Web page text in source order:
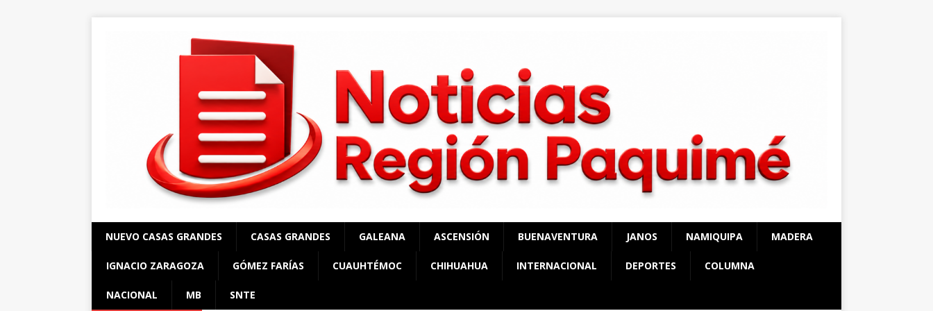
NUEVO CASAS GRANDES CASAS GRANDES GALEANA ASCENSIÓN BUENAVENTURA JANOS NAMIQUIPA MADERA
IGNACIO ZARAGOZA GÓMEZ FARÍAS CUAUHTÉMOC CHIHUAHUA INTERNACIONAL DEPORTES COLUMNA
NACIONAL MB SNTE